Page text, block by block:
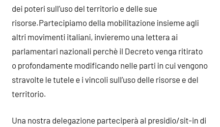
dei poteri sull’uso del territorio e delle sue
risorse.Partecipiamo della mobilitazione insieme agli
altri movimenti italiani, invieremo una lettera ai
parlamentari nazionali perchè il Decreto venga ritirato
o profondamente modificando nelle parti in cui vengono
stravolte le tutele e i vincoli sull’uso delle risorse e del
territorio.
Una nostra delegazione parteciperà al presidio/sit-in di